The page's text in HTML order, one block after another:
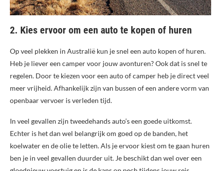
2. Kies ervoor om een auto te kopen of huren
Op veel plekken in Australië kun je snel een auto kopen of huren.
Heb je liever een camper voor jouw avonturen? Ook dat is snel te
regelen. Door te kiezen voor een auto of camper heb je direct veel
meer vrijheid. Afhankelijk zijn van bussen of een andere vorm van
openbaar vervoer is verleden tijd.
In veel gevallen zijn tweedehands auto’s een goede uitkomst.
Echter is het dan wel belangrijk om goed op de banden, het
koelwater en de olie te letten. Als je ervoor kiest om te gaan huren
ben je in veel gevallen duurder uit. Je beschikt dan wel over een